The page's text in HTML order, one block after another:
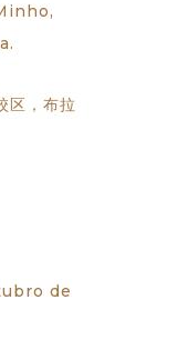
区，布拉
de